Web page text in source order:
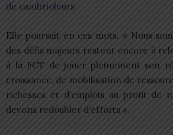
de cambrioleurs
Elle poursuit en ces mots. « Nous
des défis majeurs restent encore à
à la FCT de jouer pleinement son
croissance, de mobilisation de
richesses et d’emplois au profit de
devons redoubler d’efforts ».